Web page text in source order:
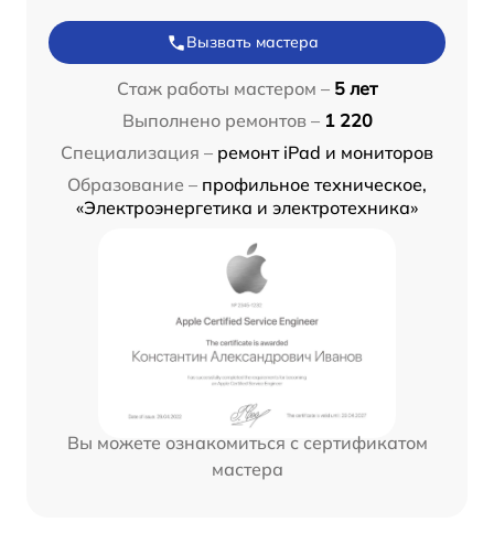
Вызвать мастера
Стаж работы мастером – 5 лет
Выполнено ремонтов – 1 220
Специализация – ремонт iPad и мониторов
Образование – профильное техническое,
«Электроэнергетика и электротехника»
Вы можете ознакомиться с сертификатом
мастера